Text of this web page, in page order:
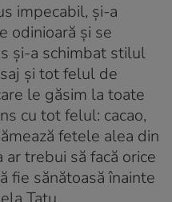
impecabil, și-a
odinioară și se
și-a schimbat stilul
și tot felul de
le găsim la toate
cu tot felul: cacao,
fetele alea din
ar trebui să facă orice
fie sănătoasă înainte